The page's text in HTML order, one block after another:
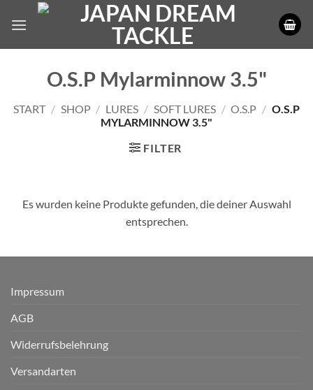
Inhalt
O.S.P Mylarminnow 3.5"
START / SHOP / LURES / SOFT LURES / O.S.P / O.S.P
MYLARMINNOW 3.5"
FILTER
Es wurden keine Produkte gefunden, die deiner Auswahl
entsprechen.
Impressum
AGB
Widerrufsbelehrung
Versandarten